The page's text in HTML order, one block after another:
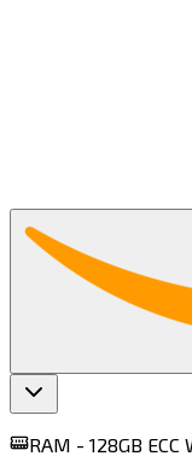
RAM - 128GB ECC Workstation DDR5